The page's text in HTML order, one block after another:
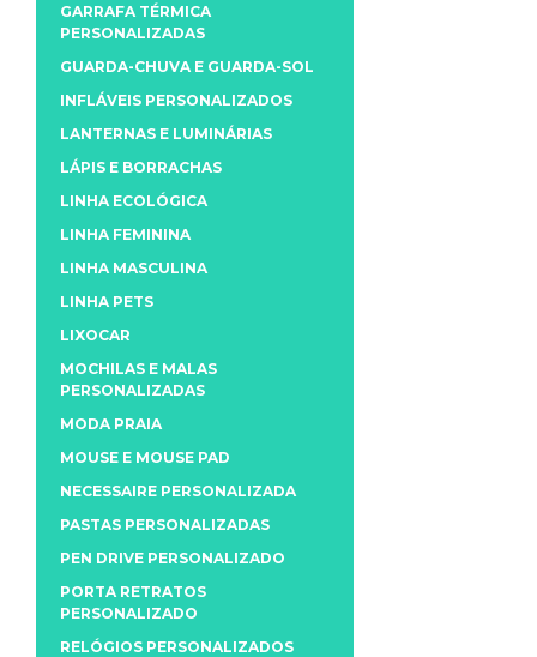
GARRAFA TÉRMICA
PERSONALIZADAS
GUARDA-CHUVA E GUARDA-SOL
INFLÁVEIS PERSONALIZADOS
LANTERNAS E LUMINÁRIAS
LÁPIS E BORRACHAS
LINHA ECOLÓGICA
LINHA FEMININA
LINHA MASCULINA
LINHA PETS
LIXOCAR
MOCHILAS E MALAS
PERSONALIZADAS
MODA PRAIA
MOUSE E MOUSE PAD
NECESSAIRE PERSONALIZADA
PASTAS PERSONALIZADAS
PEN DRIVE PERSONALIZADO
PORTA RETRATOS
PERSONALIZADO
RELÓGIOS PERSONALIZADOS